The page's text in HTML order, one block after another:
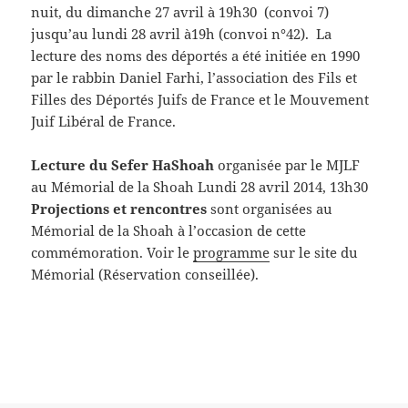
nuit, du dimanche 27 avril à 19h30 (convoi 7)
jusqu’au lundi 28 avril à19h (convoi n°42). La
lecture des noms des déportés a été initiée en 1990
par le rabbin Daniel Farhi, l’association des Fils et
Filles des Déportés Juifs de France et le Mouvement
Juif Libéral de France.
Lecture du Sefer HaShoah organisée par le MJLF
au Mémorial de la Shoah Lundi 28 avril 2014, 13h30
Projections et rencontres sont organisées au
Mémorial de la Shoah à l’occasion de cette
commémoration. Voir leprogramme sur le site du
Mémorial (Réservation conseillée).